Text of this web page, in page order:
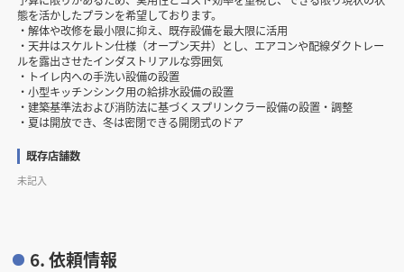
態を活かしたプランを希望しております。
・解体や改修を最小限に抑え、既存設備を最大限に活用
・天井はスケルトン仕様（オープン天井）とし、エアコンや配線ダクトレー
ルを露出させたインダストリアルな雰囲気
・トイレ内への手洗い設備の設置
・小型キッチンシンク用の給排水設備の設置
・建築基準法および消防法に基づくスプリンクラー設備の設置・調整
・夏は開放でき、冬は密閉できる開閉式のドア
既存店舗数
未記入
6. 依頼情報